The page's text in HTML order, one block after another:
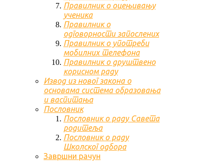
Правилник о оцењивању
ученика
Правилник о
одговорности запослених
Правилник о употреби
мобилних телефона
Правилник о друштвено
корисном раду
Извод из новог закона о
основама система образовања
и васпитања
Пословник
Пословник о раду Савета
родитеља
Пословник о раду
Школског одбора
Завршни рачун